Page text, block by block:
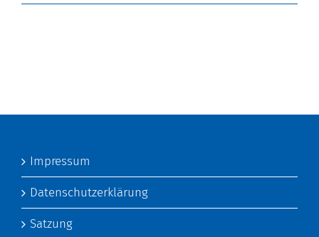
Impressum
Datenschutzerklärung
Satzung